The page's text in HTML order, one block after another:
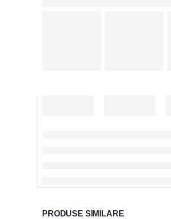
PRODUSE SIMILARE